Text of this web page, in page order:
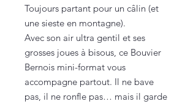
Toujours partant pour un câlin (et
une sieste en montagne).
Avec son air ultra gentil et ses
grosses joues à bisous, ce Bouvier
Bernois mini-format vous
accompagne partout. Il ne bave
pas, il ne ronfle pas… mais il garde